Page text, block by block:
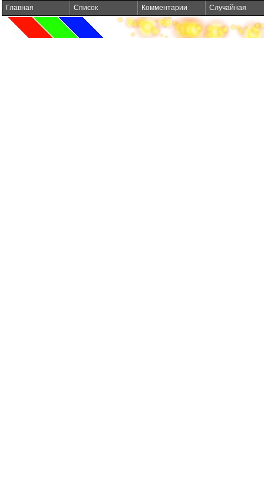
Главная Список Комментарии Случайная